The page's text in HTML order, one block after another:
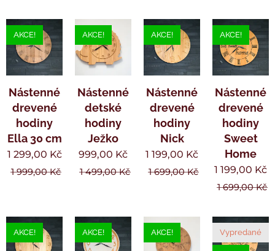
Nástenné
drevené
hodiny
Ella 30 cm
AKCE!
1 299,00 Kč
1 999,00Kč
Nástenné
detské
hodiny
Ježko
AKCE!
999,00 Kč
1 499,00Kč
Nástenné
drevené
hodiny
Nick
AKCE!
1 199,00 Kč
1 699,00Kč
Nástenné
drevené
hodiny
Sweet
Home
AKCE!
1 199,00 Kč
1 699,00Kč
AKCE! AKCE! AKCE! Vypredané